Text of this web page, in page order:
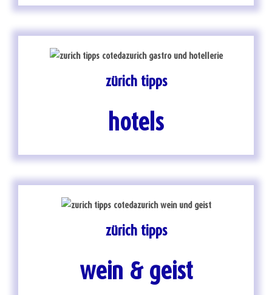
zürich tipps
hotels
zürich tipps
wein & geist